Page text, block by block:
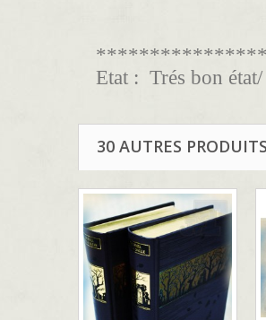
Etat : Trés bon
30 AUTRES